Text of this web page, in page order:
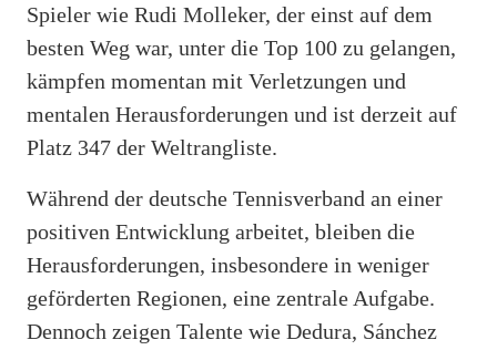
Spieler wie Rudi Molleker, der einst auf dem
besten Weg war, unter die Top 100 zu gelangen,
kämpfen momentan mit Verletzungen und
mentalen Herausforderungen und ist derzeit auf
Platz 347 der Weltrangliste.
Während der deutsche Tennisverband an einer
positiven Entwicklung arbeitet, bleiben die
Herausforderungen, insbesondere in weniger
geförderten Regionen, eine zentrale Aufgabe.
Dennoch zeigen Talente wie Dedura, Sánchez